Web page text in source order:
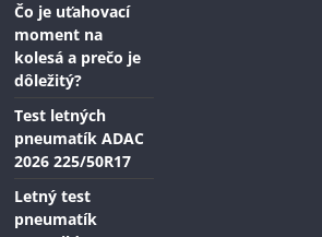
Čo je uťahovací
moment na
kolesá a prečo je
dôležitý?
Test letných
pneumatík ADAC
2026 225/50R17
Letný test
pneumatík